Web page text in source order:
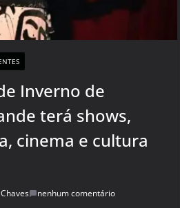
Inverno de
terá shows,
cinema e cultura
nenhum comentário